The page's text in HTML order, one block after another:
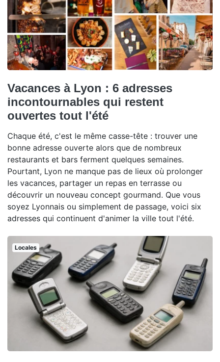
Vacances à Lyon : 6 adresses
incontournables qui restent
ouvertes tout l'été
Chaque été, c'est le même casse-tête : trouver une
bonne adresse ouverte alors que de nombreux
restaurants et bars ferment quelques semaines.
Pourtant, Lyon ne manque pas de lieux où prolonger
les vacances, partager un repas en terrasse ou
découvrir un nouveau concept gourmand. Que vous
soyez Lyonnais ou simplement de passage, voici six
adresses qui continuent d'animer la ville tout l'été.
Locales